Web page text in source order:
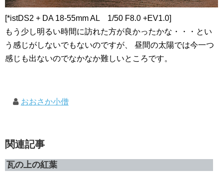
[*istDS2 + DA 18-55mm AL 1/50 F8.0 +EV1.0]
もう少し明るい時間に訪れた方が良かったかな・・・とい
う感じがしないでもないのですが、 昼間の太陽では今一つ
感じも出ないのでなかなか難しいところです。
おおさか小僧
関連記事
瓦の上の紅葉